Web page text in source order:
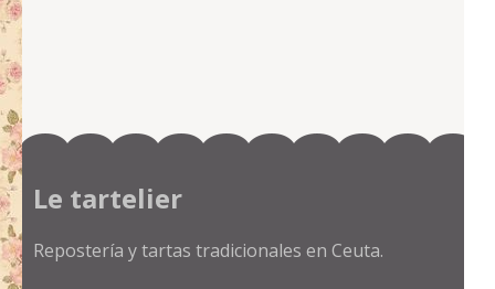
Le tartelier
Repostería y tartas tradicionales en Ceuta.